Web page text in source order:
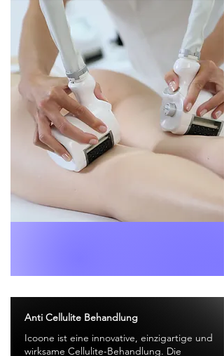
Anti Cellulite Behandlung
Icoone ist eine innovative, einzigartige und
wirksame Cellulite-Behandlung. Die